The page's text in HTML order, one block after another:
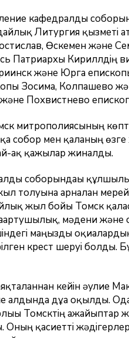
кафедралды
Литургия
Өскемен және
Патриархы Кириллдің
және Юрга
Зосима, Колпашево
Похвистнево
митрополиясының
собор мен қаланың
ақ қажылар жиналды.
соборындағы
толуына арналған
жыл бойы Томск
мәдени және
маңызды
крест шеруі болды.
кейін әулие
алдында дұға оқылды.
Томсктің ғажайыптар
Оның қасиетті